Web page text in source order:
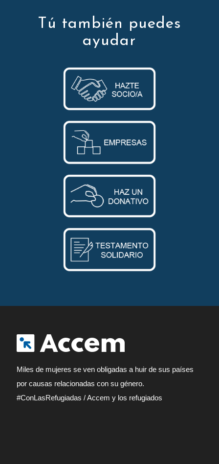
Tú también puedes
ayudar
Miles de mujeres se ven obligadas a huir de sus países
por causas relacionadas con su género.
#ConLasRefugiadas /Accem y los refugiados